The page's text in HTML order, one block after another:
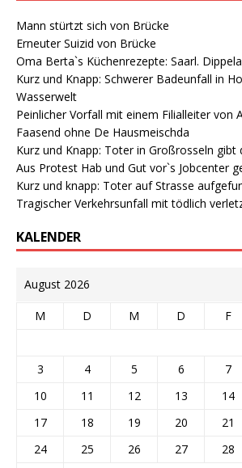
Mann stürtzt sich von Brücke
Erneuter Suizid von Brücke
Oma Berta`s Küchenrezepte: Saarl.
Kurz und Knapp: Schwerer Badeunfall in
Wasserwelt
Peinlicher Vorfall mit einem Filialleiter von
Faasend ohne De Hausmeischda
Kurz und Knapp: Toter in Großrosseln gibt
Aus Protest Hab und Gut vor`s Jobcenter
Kurz und knapp: Toter auf Strasse
Tragischer Verkehrsunfall mit tödlich
KALENDER
August 2026
M D M D F
3
4 5 6 7
10
11 12 13 14
17
18 19 20 21
24
25 26 27 28